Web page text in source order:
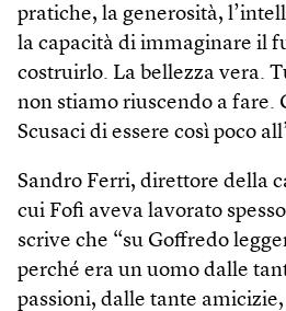
pratiche, la generosità,
la capacità di immaginare il
costruirlo. La bellezza vera.
non stiamo riuscendo a fare.
Scusaci di essere così poco
Sandro Ferri, direttore della
cui Fofi aveva lavorato
scrive che “su Goffredo
perché era un uomo dalle
passioni, dalle tante